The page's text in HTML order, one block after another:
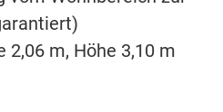
2,06 m, Höhe 3,10 m